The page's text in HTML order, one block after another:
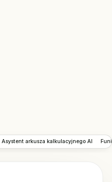
Asystent arkusza kalkulacyjnego AI